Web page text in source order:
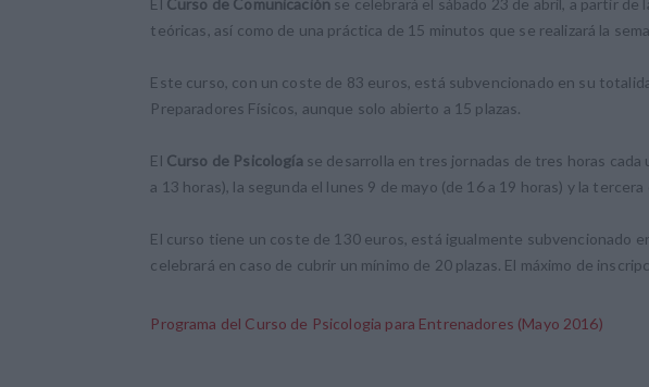
teóricas, así como de una práctica de 15 minutos que se realizará la
Este curso, con un coste de 83 euros, está subvencionado en su
Preparadores Físicos, aunque solo abierto a 15 plazas.
El Curso de Psicología se desarrolla en tres jornadas de tres horas cada
a 13 horas), la segunda el lunes 9 de mayo (de 16 a 19 horas) y la
El curso tiene un coste de 130 euros, está igualmente subvencionado
celebrará en caso de cubrir un mínimo de 20 plazas. El máximo de
Programa del Curso de Psicologia para Entrenadores (Mayo 2016)